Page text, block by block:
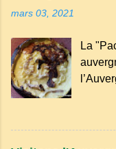
mars 03, 2021
La